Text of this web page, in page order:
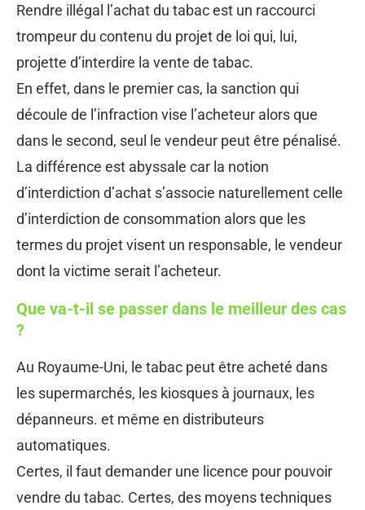
Rendre illégal l’achat du tabac est un raccourci
trompeur du contenu du projet de loi qui, lui,
projette d’interdire la vente de tabac.
En effet, dans le premier cas, la sanction qui
découle de l’infraction vise l’acheteur alors que
dans le second, seul le vendeur peut être pénalisé.
La différence est abyssale car la notion
d’interdiction d’achat s’associe naturellement celle
d’interdiction de consommation alors que les
termes du projet visent un responsable, le vendeur
dont la victime serait l’acheteur.
Que va-t-il se passer dans le meilleur des cas
?
Au Royaume-Uni, le tabac peut être acheté dans
les supermarchés, les kiosques à journaux, les
dépanneurs. et même en distributeurs
automatiques.
Certes, il faut demander une licence pour pouvoir
vendre du tabac. Certes, des moyens techniques